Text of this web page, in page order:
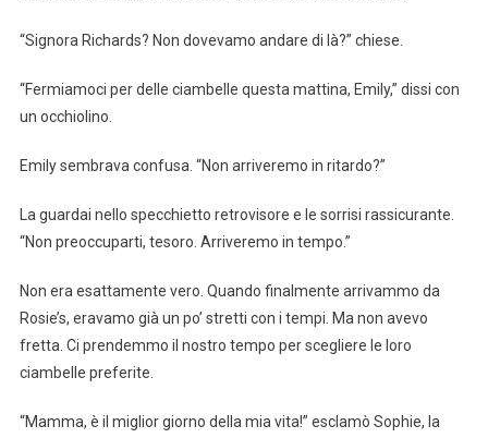
“Signora Richards? Non dovevamo andare di là?” chiese.
“Fermiamoci per delle ciambelle questa mattina, Emily,” dissi con
un occhiolino.
Emily sembrava confusa. “Non arriveremo in ritardo?”
La guardai nello specchietto retrovisore e le sorrisi rassicurante.
“Non preoccuparti, tesoro. Arriveremo in tempo.”
Non era esattamente vero. Quando finalmente arrivammo da
Rosie’s, eravamo già un po’ stretti con i tempi. Ma non avevo
fretta. Ci prendemmo il nostro tempo per scegliere le loro
ciambelle preferite.
“Mamma, è il miglior giorno della mia vita!” esclamò Sophie, la